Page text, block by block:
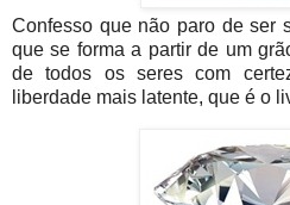
Confesso que não paro de ser
que se forma a partir de um
de todos os seres com
liberdade mais latente, que é o